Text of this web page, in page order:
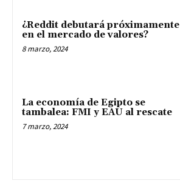
¿Reddit debutará próximamente
en el mercado de valores?
8 marzo, 2024
La economía de Egipto se
tambalea: FMI y EAU al rescate
7 marzo, 2024